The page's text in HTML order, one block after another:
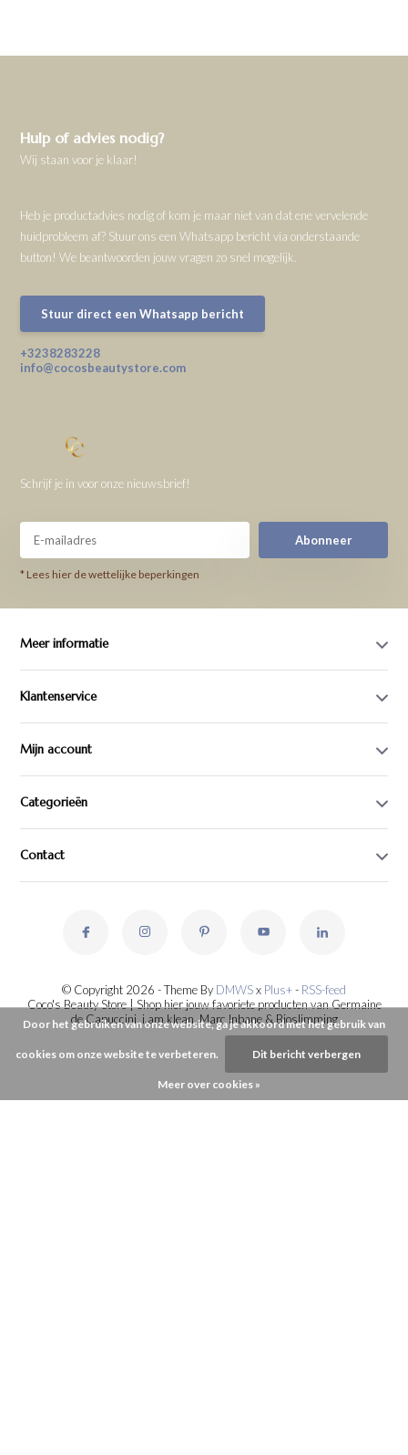
Hulp of advies nodig?
Wij staan voor je klaar!
Heb je productadvies nodig of kom je maar niet van dat ene vervelende
huidprobleem af? Stuur ons een Whatsapp bericht via onderstaande
button! We beantwoorden jouw vragen zo snel mogelijk.
Stuur direct een Whatsapp bericht
+3238283228
info@cocosbeautystore.com
Schrijf je in voor onze nieuwsbrief!
Abonneer
* Lees hier de wettelijke beperkingen
Meer informatie
Klantenservice
Mijn account
Categorieën
Contact
© Copyright 2026 - Theme By DMWSx Plus+- RSS-feed
Coco's Beauty Store | Shop hier jouw favoriete producten van Germaine
de Capuccini, i.am.klean, Marc Inbane & Bioslimming
Door het gebruiken van onze website, ga je akkoord met het gebruik van
cookies om onze website te verbeteren. Dit bericht verbergen
Meer over cookies »